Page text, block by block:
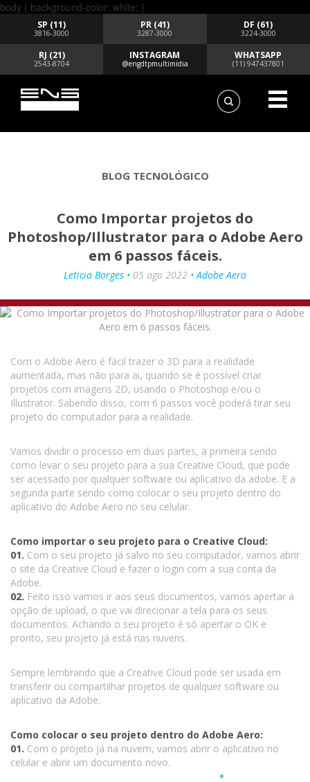
body { background-color: white; }
SP (11)
3816-3000
PR (41)
3287-3000
DF (61)
3224-3000
RJ (21)
2543-8704
INSTAGRAM
@engdtpmultimidia
WHATSAPP
(11) 947437801
BLOG TECNOLÓGICO
Como Importar projetos do
Photoshop/Illustrator para o Adobe Aero
em 6 passos fáceis.
Leticia Borges • 05 ago 2022 • Adobe Aero
Com o Adobe Aero é fácil trazer o 3D para a realidade
aumentada, mas não para ai, quando se é possível criar
projetos com imagens 2D, usando o Photoshop e/ou o
Illustrator. Sabendo disso, com 6 passos você poderá tirar seu
projeto do computador para a realidade.
Vamos dividir o processo em duas partes, a primeira sendo
como levar o seu projeto para a sua Creative Cloud, que pode
ser acessado por qualquer software ou aplicativo da adobe. E a
segunda parte sendo como colocar o seu projeto dentro do
aplicativo do Adobe Aero no seu celular.
Como importar o seu projeto para o Creative Cloud:
01. Com o seu projeto já salvo no seu computador, vamos abrir
o site da Creative Cloud e fazer o login com a sua conta da
Adobe.
02. Feito isso vamos ir aos seus documentos, vamos apertar a
opção de upload, o que vai direcionar a tela para os seus
documentos. Achando o seu projeto é só apertar o OK e
pronto, seu projeto já está nas nuvens.
Sempre lembrando que a Creative Cloud pode ser usada em
transferir ou compartilhar projetos de qualquer software ou
aplicativo da Adobe.
Como colocar o seu projeto dentro do Adobe Aero:
01. Com o projeto já na nuvem, vamos abrir o aplicativo no
celular e abrir um documento novo.